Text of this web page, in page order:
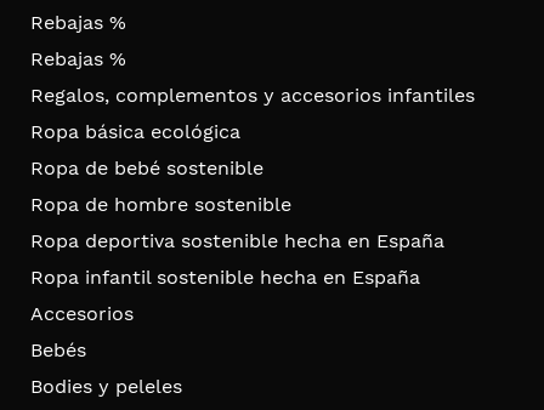
Rebajas %
Rebajas %
Regalos, complementos y accesorios infantiles
Ropa básica ecológica
Ropa de bebé sostenible
Ropa de hombre sostenible
Ropa deportiva sostenible hecha en España
Ropa infantil sostenible hecha en España
Accesorios
Bebés
Bodies y peleles